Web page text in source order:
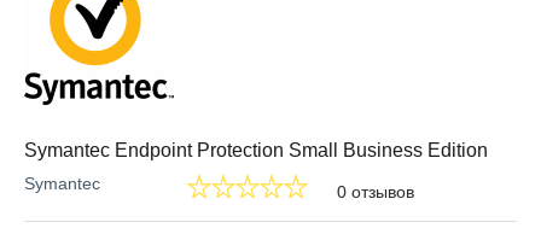
Symantec Endpoint Protection Small Business Edition
0 отзывов
Symantec